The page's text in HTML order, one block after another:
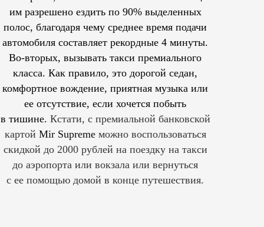
им разрешеноездить по 90% выделенных
полос, благодаря чему среднее время подачи
автомобиля составляет рекордные 4 минуты.
Во-вторых, вызывать такси премиального
класса. Как правило, это дорогой седан,
комфортное вождение, приятная музыка или
ее отсутствие, если хочется побыть
в тишине. Кстати, с премиальной банковской
картой Mir Supreme можно воспользоваться
скидкой до 2000 рублей на поездку на такси
до аэропорта или вокзала или вернуться
с ее помощью домой в конце путешествия.